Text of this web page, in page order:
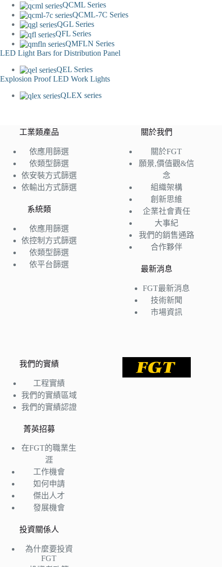
QCML Series
QCML-7C Series
QGL Series
QFL Series
QMFLN Series
LED Light Bars for Distribution Panel
QEL Series
Explosion Proof LED Work Lights
QLEX series
工業類產品
依應用篩選
依類型篩選
依安裝方式篩選
依輸出方式篩選
系統類
依應用篩選
依控制方式篩選
依類型篩選
依平台篩選
關於我們
關於FGT
願景,價值觀&信
念
組織架構
創新思維
企業社會責任
大事紀
我們的銷售通路
合作夥伴
最新消息
FGT最新消息
技術新聞
市場資訊
我們的實績
工程實績
我們的實績區域
我們的實績認證
菁英招募
在FGT的職業生
涯
工作機會
如何申請
傑出人才
發展機會
投資關係人
為什麼要投資
FGT